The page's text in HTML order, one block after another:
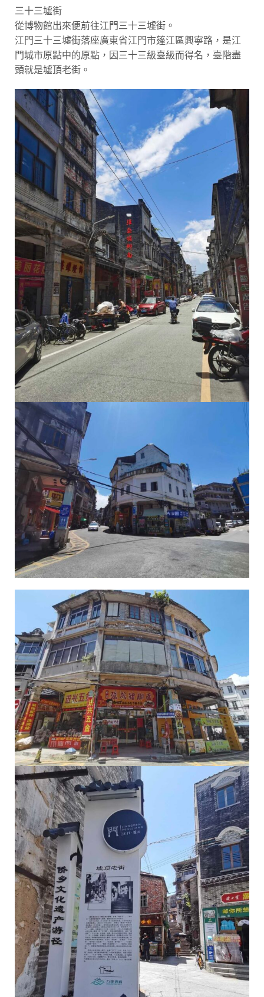
三十三墟街
從博物館出來便前往江門三十三墟街。
江門三十三墟街落座廣東省江門市蓬江區興寧路，是江
門城市原點中的原點，因三十三級臺級而得名，臺階盡
頭就是墟頂老街。